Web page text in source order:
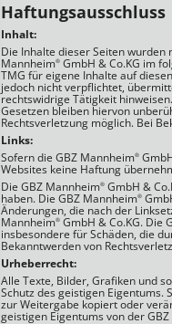
Haftungsausschluss
Inhalt:
Die Inhalte dieser Seiten
Mannheim® GmbH & Co.KG im
TMG für eigene Inhalte auf
jedoch nicht verpflichtet,
rechtswidrige Tätigkeit
Gesetzen bleiben hiervon
Rechtsverletzung möglich. Bei
Links:
Sofern die GBZ Mannheim®
Websites keine Haftung
Die GBZ Mannheim® GmbH &
haben. Die GBZ Mannheim®
Änderungen, die nach der
Mannheim® GmbH & Co.KG. Die
insbesondere für Schäden, die
Bekanntwerden von
Urheberrecht:
Alle Texte, Bilder, Grafiken und
Schutz des geistigen Eigentums.
zur Weitergabe kopiert oder
geistigen Eigentums von der